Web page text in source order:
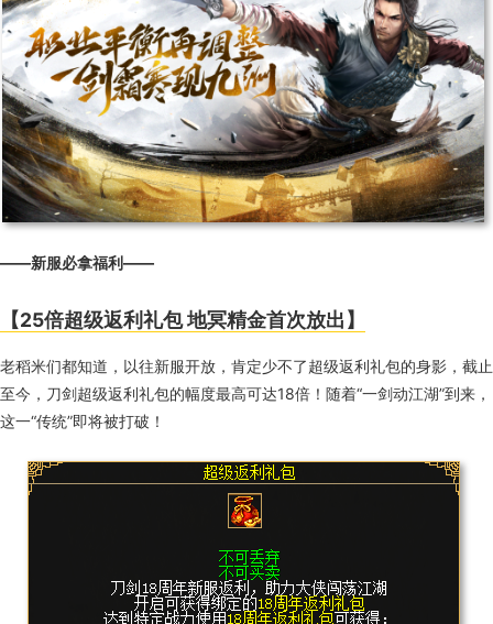
——新服必拿福利——
【25倍超级返利礼包 地冥精金首次放出】
老稻米们都知道，以往新服开放，肯定少不了超级返利礼包的身影，截止
至今，刀剑超级返利礼包的幅度最高可达18倍！随着“一剑动江湖”到来，
这一“传统”即将被打破！